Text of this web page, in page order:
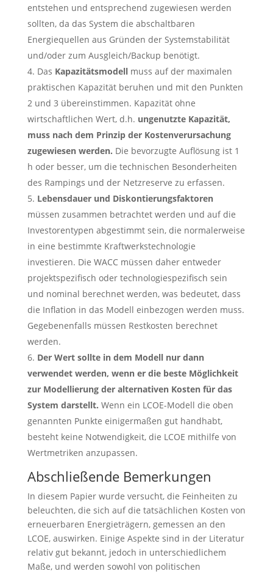
entstehen und entsprechend zugewiesen werden
sollten, da das System die abschaltbaren
Energiequellen aus Gründen der Systemstabilität
und/oder zum Ausgleich/Backup benötigt.
Das Kapazitätsmodellmuss auf der maximalen
praktischen Kapazität beruhen und mit den Punkten
2 und 3 übereinstimmen. Kapazität ohne
wirtschaftlichen Wert, d.h. ungenutzte Kapazität,
muss nach dem Prinzip der Kostenverursachung
zugewiesen werden. Die bevorzugte Auflösung ist 1
h oder besser, um die technischen Besonderheiten
des Rampings und der Netzreserve zu erfassen.
Lebensdauer und Diskontierungsfaktoren
müssen zusammen betrachtet werden und auf die
Investorentypen abgestimmt sein, die normalerweise
in eine bestimmte Kraftwerkstechnologie
investieren. Die WACC müssen daher entweder
projektspezifisch oder technologiespezifisch sein
und nominal berechnet werden, was bedeutet, dass
die Inflation in das Modell einbezogen werden muss.
Gegebenenfalls müssen Restkosten berechnet
werden.
Der Wert sollte in dem Modell nur dann
verwendet werden, wenn er die beste Möglichkeit
zur Modellierung der alternativen Kosten für das
System darstellt. Wenn ein LCOE-Modell die oben
genannten Punkte einigermaßen gut handhabt,
besteht keine Notwendigkeit, die LCOE mithilfe von
Wertmetriken anzupassen.
Abschließende Bemerkungen
In diesem Papier wurde versucht, die Feinheiten zu
beleuchten, die sich auf die tatsächlichen Kosten von
erneuerbaren Energieträgern, gemessen an den
LCOE, auswirken. Einige Aspekte sind in der Literatur
relativ gut bekannt, jedoch in unterschiedlichem
Maße, und werden sowohl von politischen